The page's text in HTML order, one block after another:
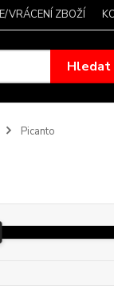
VRÁCENÍ ZBOŽÍ
Hledat
Picanto